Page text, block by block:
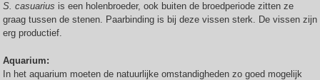
S. casuarius is een holenbroeder, ook buiten de broedperiode zitten ze
graag tussen de stenen. Paarbinding is bij deze vissen sterk. De vissen zijn
erg productief.
Aquarium:
In het aquarium moeten de natuurlijke omstandigheden zo goed mogelijk